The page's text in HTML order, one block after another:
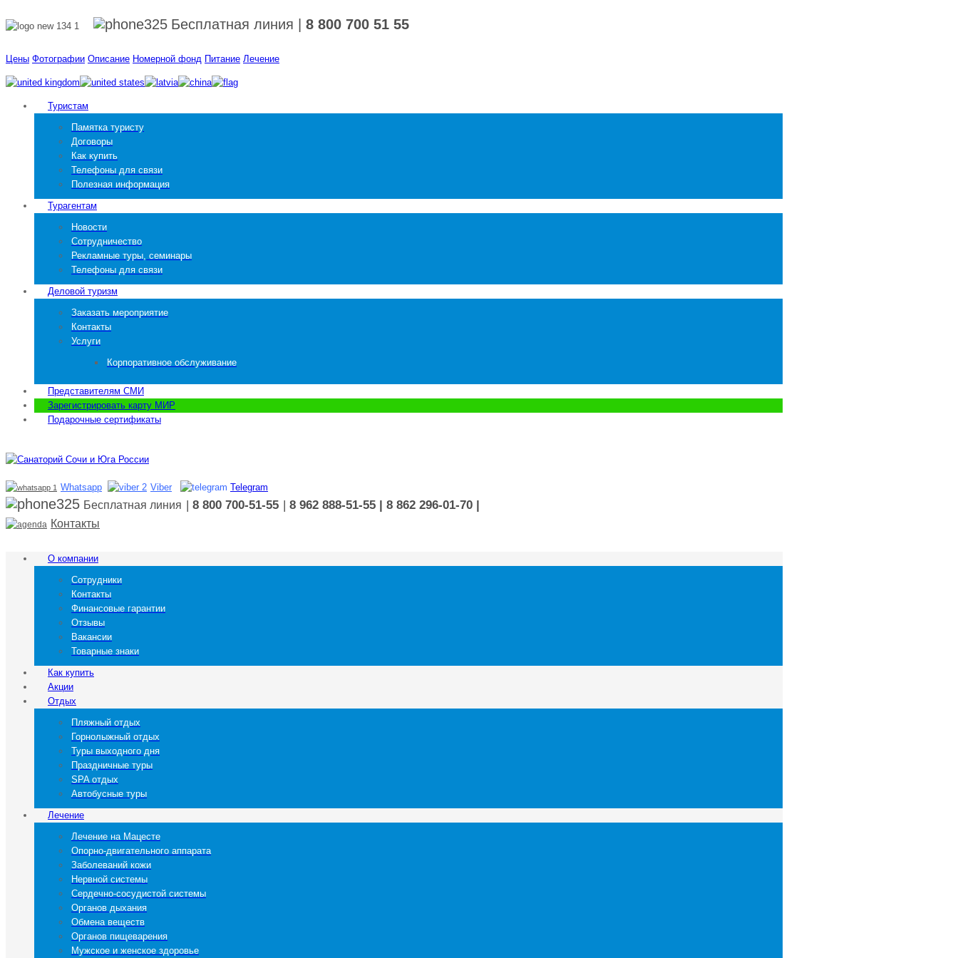
Бесплатная линия 8 800 700 51 55
Цены Фотографии Описание Номерной фонд Питание Лечение
Туристам
Памятка туристу
Договоры
Как купить
Телефоны для связи
Полезная информация
Турагентам
Новости
Сотрудничество
Рекламные туры, семинары
Телефоны для связи
Деловой туризм
Заказать мероприятие
Контакты
Услуги
Корпоративное обслуживание
Представителям СМИ
Зарегистрировать карту МИР
Подарочные сертификаты
Whatsapp Viber Telegram
Бесплатная линия | 8 800 700-51-55 | 8 962 888-51-55 | 8 862 296-01-70 |
Контакты
О компании
Сотрудники
Контакты
Финансовые гарантии
Отзывы
Вакансии
Товарные знаки
Как купить
Акции
Отдых
Пляжный отдых
Горнолыжный отдых
Туры выходного дня
Праздничные туры
SPA отдых
Автобусные туры
Лечение
Лечение на Мацесте
Опорно-двигательного аппарата
Заболеваний кожи
Нервной системы
Сердечно-сосудистой системы
Органов дыхания
Обмена веществ
Органов пищеварения
Мужское и женское здоровье